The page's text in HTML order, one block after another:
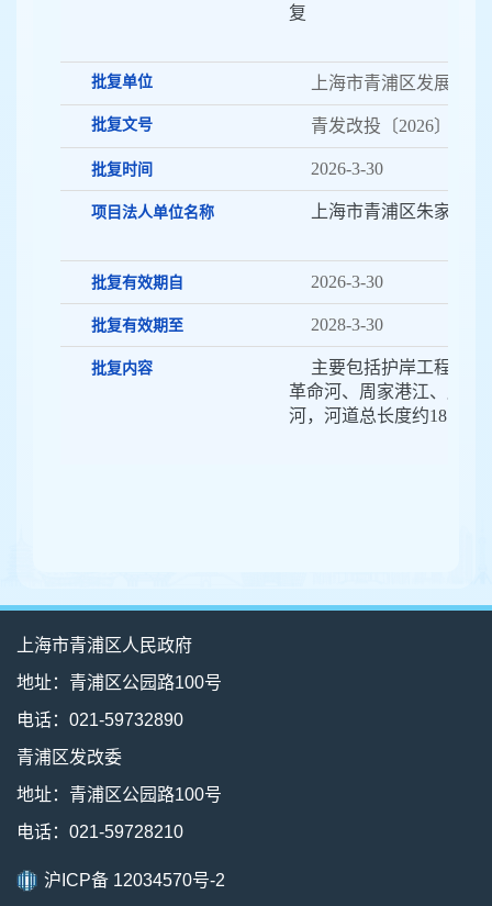
复
批复单位 上海市青浦区发展和
批复文号 青发改投〔2026〕41号
批复时间 2026-3-30
项目法人单位名称 上海市青浦区朱家角
批复有效期自 2026-3-30
批复有效期至 2028-3-30
批复内容
主要包括护岸工程、
革命河、周家港江、牌来
河，河道总长度约1876.21
上海市青浦区人民政府
地址：青浦区公园路100号
电话：021-59732890
青浦区发改委
地址：青浦区公园路100号
电话：021-59728210
沪ICP备 12034570号-2